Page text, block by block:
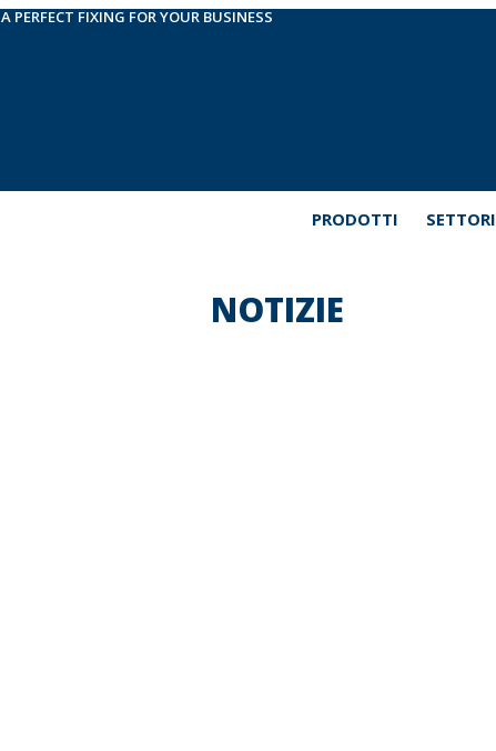
A PERFECT FIXING FOR YOUR BUSINESS
PRODOTTI SETTORI
NOTIZIE